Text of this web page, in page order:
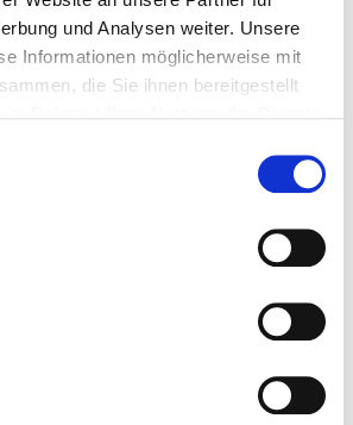
und Analysen weiter. Unsere
Informationen möglicherweise mit
die Sie ihnen bereitgestellt
GMBH